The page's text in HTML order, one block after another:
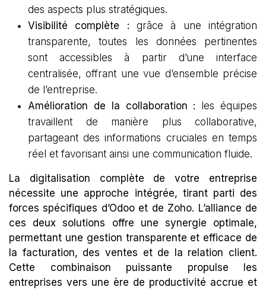
des aspects plus stratégiques.
Visibilité complète : grâce à une intégration
transparente, toutes les données pertinentes
sont accessibles à partir d’une interface
centralisée, offrant une vue d’ensemble précise
de l’entreprise.
Amélioration de la collaboration : les équipes
travaillent de manière plus collaborative,
partageant des informations cruciales en temps
réel et favorisant ainsi une communication fluide.
La digitalisation complète de votre entreprise
nécessite une approche intégrée, tirant parti des
forces spécifiques d’Odoo et de Zoho. L’alliance de
ces deux solutions offre une synergie optimale,
permettant une gestion transparente et efficace de
la facturation, des ventes et de la relation client.
Cette combinaison puissante propulse les
entreprises vers une ère de productivité accrue et